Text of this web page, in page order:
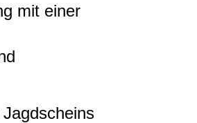
mit einer